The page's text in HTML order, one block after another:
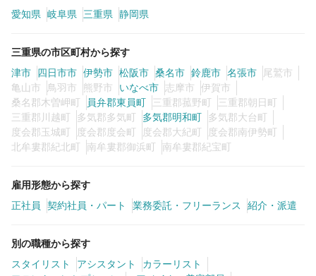
愛知県
岐阜県 三重県 静岡県
三重県の市区町村から探す
津市
四日市市 伊勢市 松阪市 桑名市 鈴鹿市 名張市
尾鷲市
亀山市
鳥羽市 熊野市 いなべ市 志摩市
伊賀市
桑名郡木曽岬町
員弁郡東員町 三重郡菰野町
三重郡朝日町
三重郡川越町
多気郡多気町 多気郡明和町
多気郡大台町
度会郡玉城町
度会郡度会町 度会郡大紀町
度会郡南伊勢町
北牟婁郡紀北町
南牟婁郡御浜町 南牟婁郡紀宝町
雇用形態から探す
正社員
契約社員・パート 業務委託・フリーランス 紹介・派遣
別の職種から探す
スタイリスト
アシスタント
カラーリスト